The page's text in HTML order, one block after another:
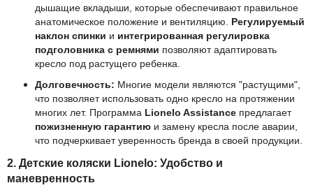
дышащие вкладыши, которые обеспечивают правильное
анатомическое положение и вентиляцию. Регулируемый
наклон спинки и интегрированная регулировка
подголовника с ремнями позволяют адаптировать
кресло под растущего ребенка.
Долговечность: Многие модели являются "растущими",
что позволяет использовать одно кресло на протяжении
многих лет. Программа Lionelo Assistance предлагает
пожизненную гарантию и замену кресла после аварии,
что подчеркивает уверенность бренда в своей продукции.
2. Детские коляски Lionelo: Удобство и
маневренность